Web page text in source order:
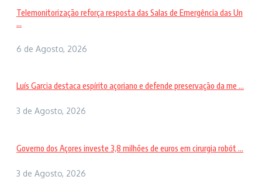
Telemonitorização reforça resposta das Salas de Emergência das Un
...
6 de Agosto, 2026
Luís Garcia destaca espírito açoriano e defende preservação da me ...
3 de Agosto, 2026
Governo dos Açores investe 3,8 milhões de euros em cirurgia robót ...
3 de Agosto, 2026